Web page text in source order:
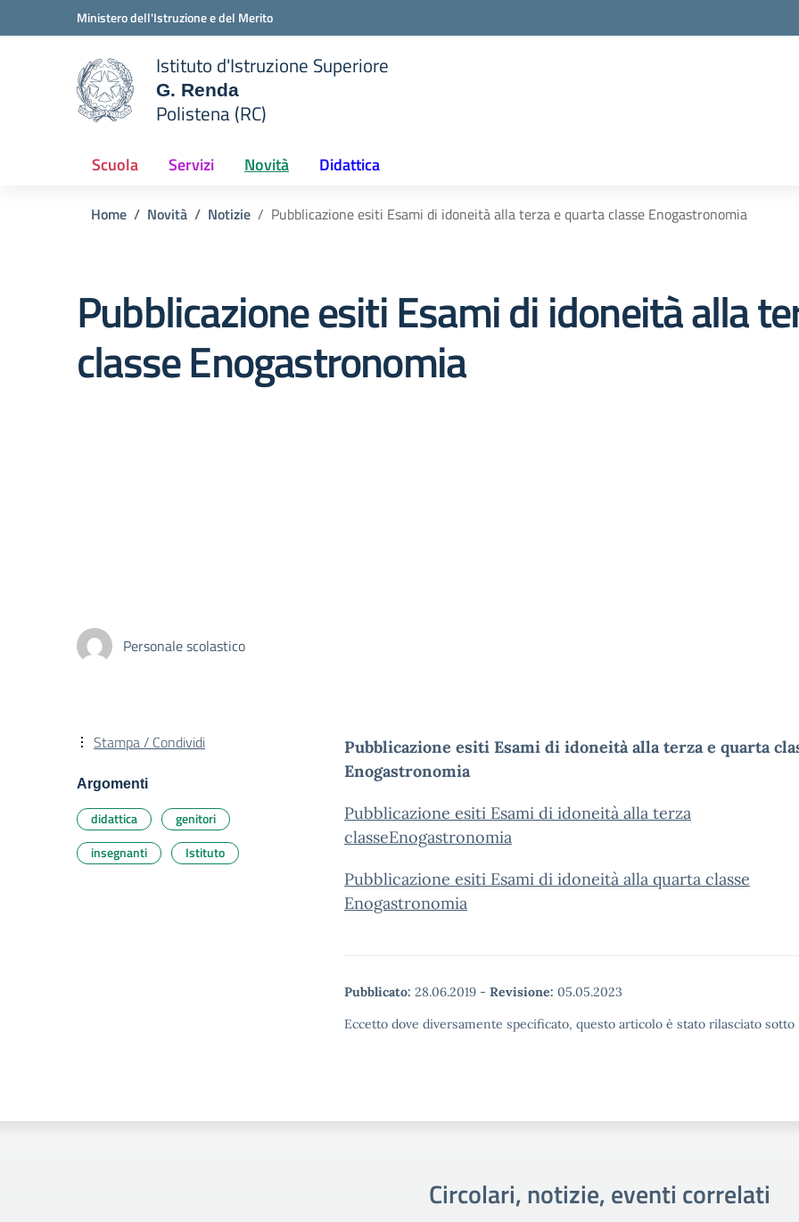
Vai ai contenuti
Vai al menu di navigazioneMinistero dell'Istruzione e del Merito
scuola
Istituto d'Istruzione Superiore
G. Renda
Polistena (RC)
Scuola Servizi Novità Didattica
Home Novità Notizie Pubblicazione esiti Esami di idoneità alla terza e quarta classe Enogastronomia
Pubblicazione esiti Esami di idoneità alla
classe Enogastronomia
Personale scolastico
Pubblicazione esiti Esami di idoneità alla terza e quarta
Enogastronomia
Pubblicazione esiti Esami di idoneità alla terza
classeEnogastronomia
Pubblicazione esiti Esami di idoneità alla quarta classe
Enogastronomia
Pubblicato: 28.06.2019 - Revisione: 05.05.2023
Eccetto dove diversamente specificato, questo articolo è stato rilasciato
Stampa / Condividi
Argomenti
didattica
genitori
insegnanti
Istituto
Circolari, notizie, eventi correlati